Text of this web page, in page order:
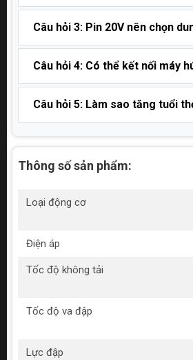
Câu hỏi 3: Pin 20V nên chọn
Câu hỏi 4: Có thể kết nối máy
Câu hỏi 5: Làm sao tăng tuổi
Thông số sản phẩm:
Loại động cơ
Điện áp
Tốc độ không tải
Tốc độ va đập
Lực đập